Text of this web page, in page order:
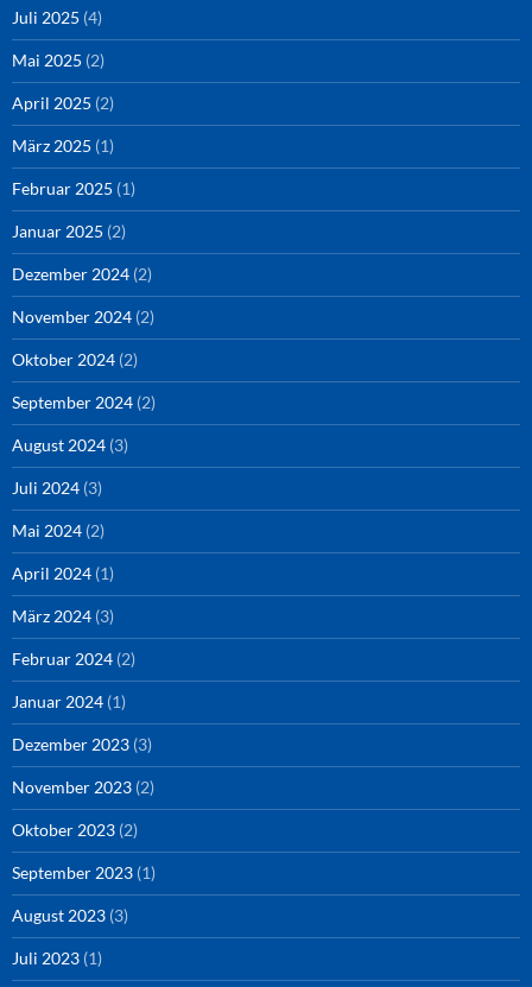
Juli 2025 (4)
Mai 2025 (2)
April 2025 (2)
März 2025 (1)
Februar 2025 (1)
Januar 2025 (2)
Dezember 2024 (2)
November 2024 (2)
Oktober 2024 (2)
September 2024 (2)
August 2024 (3)
Juli 2024 (3)
Mai 2024 (2)
April 2024 (1)
März 2024 (3)
Februar 2024 (2)
Januar 2024 (1)
Dezember 2023 (3)
November 2023 (2)
Oktober 2023 (2)
September 2023 (1)
August 2023 (3)
Juli 2023 (1)